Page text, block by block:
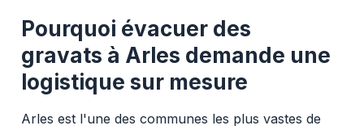
Pourquoi évacuer des
gravats à Arles demande une
logistique sur mesure
Arles est l'une des communes les plus vastes de